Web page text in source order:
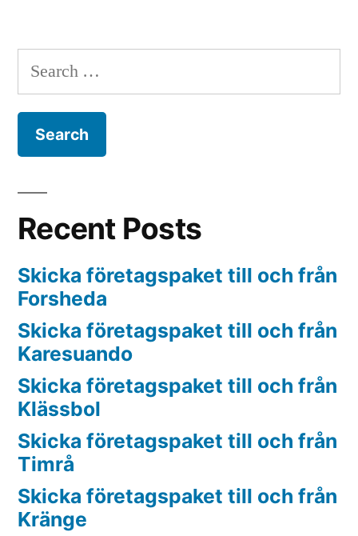
Search
for:
Recent Posts
Skicka företagspaket till och från
Forsheda
Skicka företagspaket till och från
Karesuando
Skicka företagspaket till och från
Klässbol
Skicka företagspaket till och från
Timrå
Skicka företagspaket till och från
Kränge